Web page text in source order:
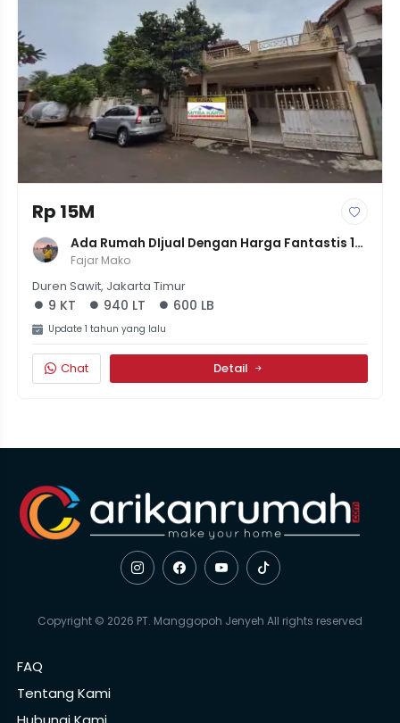
Rp 15M
Ada Rumah DIjual Dengan Harga Fantastis 15
Miliyar Tanah Segaban
Fajar Mako
Duren Sawit, Jakarta Timur
9 KT 940 LT 600 LB
Update 1 tahun yang lalu
Chat Detail
Copyright © 2026 PT. Manggopoh Jenyeh All rights reserved
FAQ
Tentang Kami